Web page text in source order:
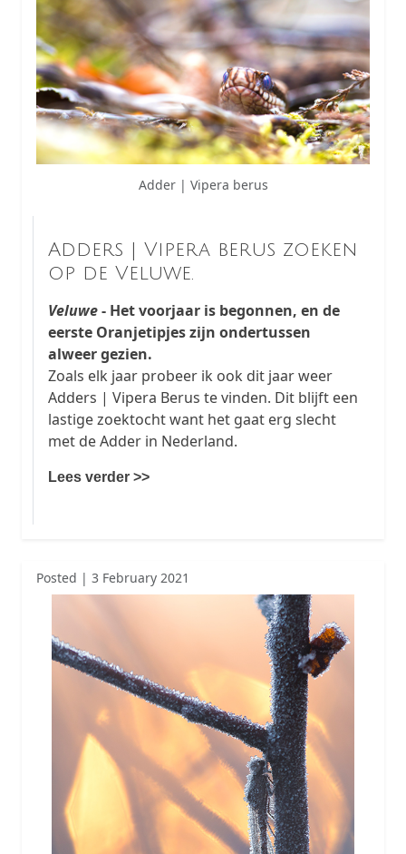
Adder | Vipera berus
Adders | Vipera berus zoeken
op de Veluwe.
Veluwe- Het voorjaar is begonnen, en de
eerste Oranjetipjes zijn ondertussen
alweer gezien.
Zoals elk jaar probeer ik ook dit jaar weer
Adders | Vipera Berus te vinden. Dit blijft een
lastige zoektocht want het gaat erg slecht
met de Adder in Nederland.
Lees verder >>
Posted | 3 February 2021